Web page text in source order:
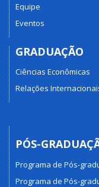
Equipe
Eventos
GRADUAÇÃO
Ciências Econômicas
Relações
PÓS-
Programa de Pós-
Programa de Pós-